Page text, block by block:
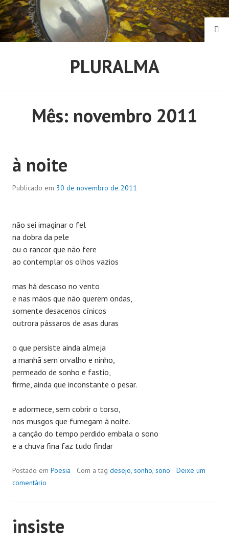
Pular
para
o
conteúdo
PLURALMA
Mês: novembro 2011
à noite
Publicado em 30 de novembro de 2011
não sei imaginar o fel
na dobra da pele
ou o rancor que não fere
ao contemplar os olhos vazios
mas há descaso no vento
e nas mãos que não querem ondas,
somente desacenos cínicos
outrora pássaros de asas duras
o que persiste ainda almeja
a manhã sem orvalho e ninho,
permeado de sonho e fastio,
firme, ainda que inconstante o pesar.
e adormece, sem cobrir o torso,
nos musgos que fumegam à noite.
a canção do tempo perdido embala o sono
e a chuva fina faz tudo findar
Postado em Poesia Com a tag desejo, sonho, sono
Deixe um
comentário
insiste